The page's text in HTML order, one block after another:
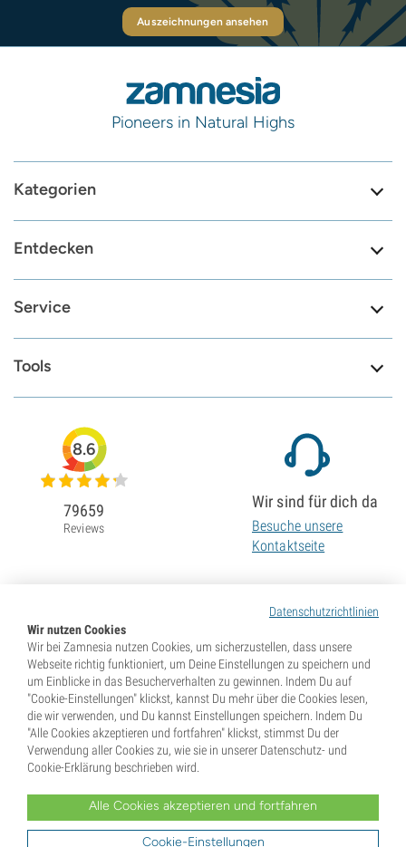
Auszeichnungen ansehen
Pioneers in Natural Highs
Kategorien
Entdecken
Service
Tools
Datenschutzrichtlinien
Wir nutzen Cookies
Wir bei Zamnesia nutzen Cookies, um sicherzustellen, dass unsere
Webseite richtig funktioniert, um Deine Einstellungen zu speichern und
um Einblicke in das Besucherverhalten zu gewinnen. Indem Du auf
"Cookie-Einstellungen" klickst, kannst Du mehr über die Cookies lesen,
die wir verwenden, und Du kannst Einstellungen speichern. Indem Du
"Alle Cookies akzeptieren und fortfahren" klickst, stimmst Du der
Verwendung aller Cookies zu, wie sie in unserer Datenschutz- und
Cookie-Erklärung beschrieben wird.
Alle Cookies akzeptieren und fortfahren
Cookie-Einstellungen
8.6
79659
Reviews
Wir sind für dich da
Besuche unsere
Kontaktseite
* Samen werden als Souvenirs verkauft. In vielen Ländern ist die Keimung von Samen illegal. Informiere
Dir der dort geltenden Gesetze bewusst bist. Du verzichtest außerdem auf jeglichen Haftungsanspruch